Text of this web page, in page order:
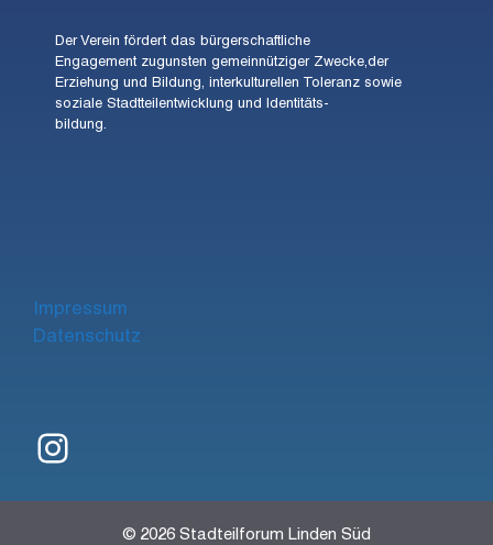
Der Verein fördert das bürgerschaftliche
Engagement zugunsten gemeinnütziger Zwecke,der
Erziehung und Bildung, interkulturellen Toleranz sowie
soziale Stadtteilentwicklung und Identitäts-
bildung.
Impressum
Datenschutz
Instagram
© 2026 Stadteilforum Linden Süd